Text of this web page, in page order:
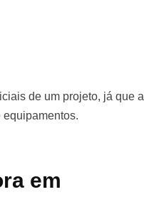
de um projeto, já que a
em